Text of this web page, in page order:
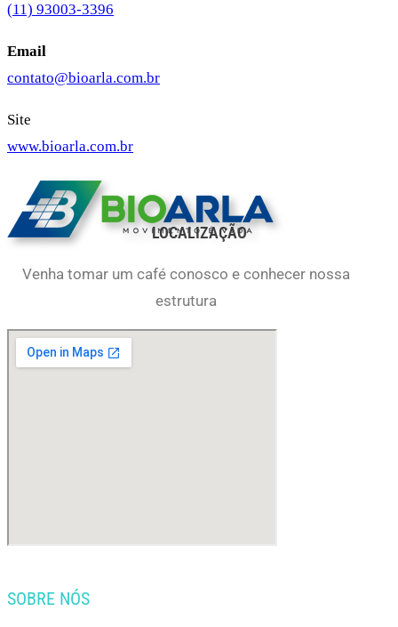
(11) 93003-3396
Email
contato@bioarla.com.br
Site
www.bioarla.com.br
LOCALIZAÇÃO
Venha tomar um café conosco e conhecer nossa
estrutura
SOBRE NÓS